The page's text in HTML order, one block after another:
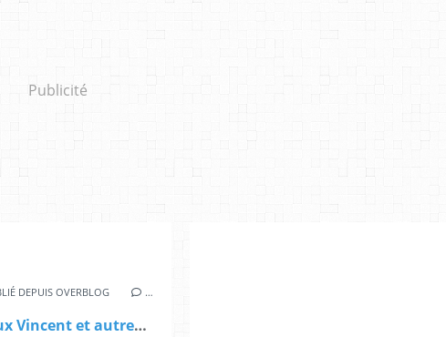
Publicité
TITE,JUANA DE LA CONCEPCIÓN SÁNCHEZ GARCÍA,
DEPUIS OVERBLOG …
Bonne fête aux Vincent et autres Saints du 22 janvier